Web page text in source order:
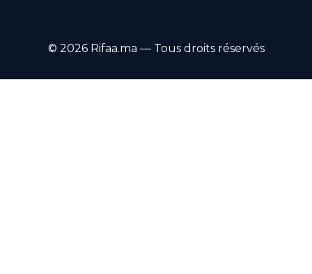
© 2026 Rifaa.ma — Tous droits réservés